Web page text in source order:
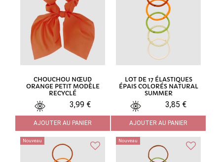
CHOUCHOU NŒUD
ORANGE PETIT MODÈLE
RECYCLÉ
3,99 €
AJOUTER AU PANIER
LOT DE 17 ÉLASTIQUES
ÉPAIS COLORÉS NATURAL
SUMMER
3,85 €
AJOUTER AU PANIER
Nouveau Nouveau